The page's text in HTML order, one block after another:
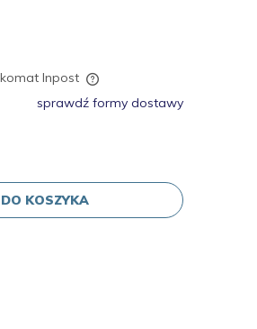
Inpost
sprawdź formy dostawy
DO KOSZYKA